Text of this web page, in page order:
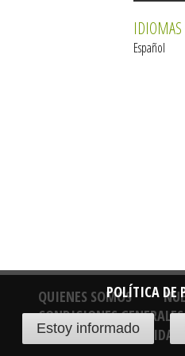
IDIOMAS
Español
QUIENES SOMOS
CONDICIONES GENERALES
POLÍTICA DE PRIVACIDAD
POLÍTICA DE
Estoy informado